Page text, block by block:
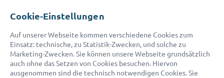
E-Mail:
service@advocado.com
© 2026 advocado - einfach online den passenden Rechtsanwalt finden
Cookie-Einstellungen
Auf unserer Webseite kommen verschiedene Cookies zum
Einsatz: technische, zu Statistik-Zwecken, und solche zu
Marketing-Zwecken. Sie können unsere Webseite grundsätzlich
auch ohne das Setzen von Cookies besuchen. Hiervon
ausgenommen sind die technisch notwendigen Cookies. Sie